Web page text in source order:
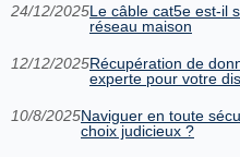
24/12/2025Le câble cat5e est-il
réseau maison
12/12/2025Récupération de
experte pour votre
10/8/2025Naviguer en toute
choix judicieux ?